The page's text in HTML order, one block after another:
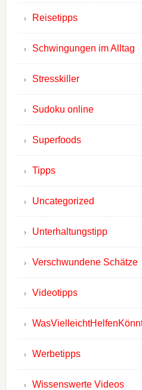
Reisetipps
Schwingungen im Alltag
Stresskiller
Sudoku online
Superfoods
Tipps
Uncategorized
Unterhaltungstipp
Verschwundene Schätze
Videotipps
Werbetipps
Wissenswerte Videos